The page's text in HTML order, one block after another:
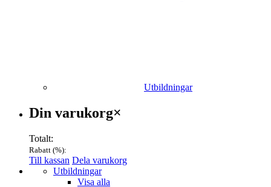
Utbildningar
Varukorg
Din varukorg×
Totalt:
Rabatt (%):
Till kassan Dela varukorg
Menu Utbildningar
Visa alla